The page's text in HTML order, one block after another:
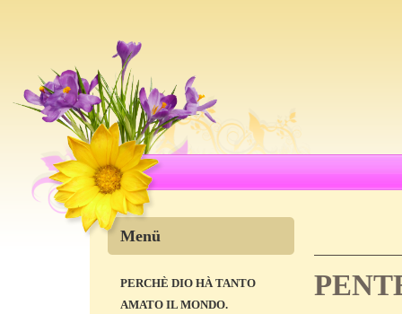
Menü
PERCHÈ DIO HÀ TANTO
AMATO IL MONDO.